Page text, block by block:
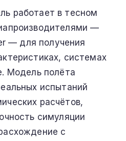
работает в тесном
—
— для получения
системах
Модель полёта
испытаний
расчётов,
симуляции
с